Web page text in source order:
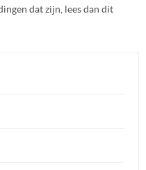
dat zijn, lees dan dit